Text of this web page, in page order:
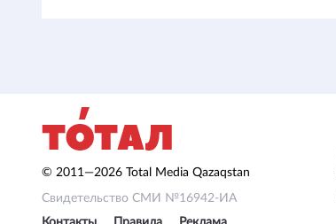
© 2011—2026 Total Media Qazaqstan
Свидетельство СМИ №16942-ИА